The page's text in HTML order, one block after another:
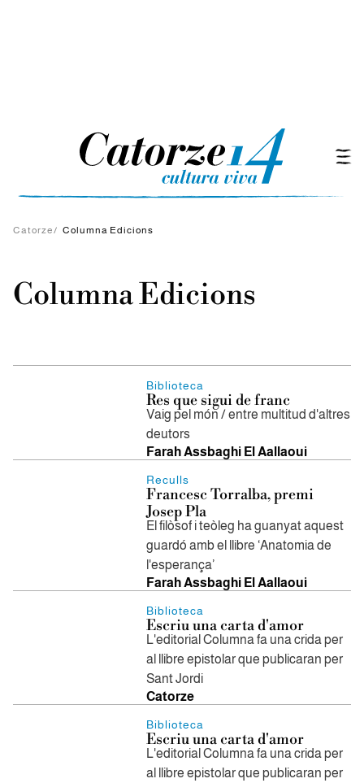
Catorze/ Columna Edicions
Columna Edicions
Biblioteca
Res que sigui de franc
Vaig pel món / entre multitud d'altres
deutors
Farah Assbaghi El Aallaoui
Reculls
Francesc Torralba, premi
Josep Pla
El filòsof i teòleg ha guanyat aquest
guardó amb el llibre ‘Anatomia de
l'esperança’
Farah Assbaghi El Aallaoui
Biblioteca
Escriu una carta d'amor
L'editorial Columna fa una crida per
al llibre epistolar que publicaran per
Sant Jordi
Catorze
Biblioteca
Escriu una carta d'amor
L'editorial Columna fa una crida per
al llibre epistolar que publicaran per